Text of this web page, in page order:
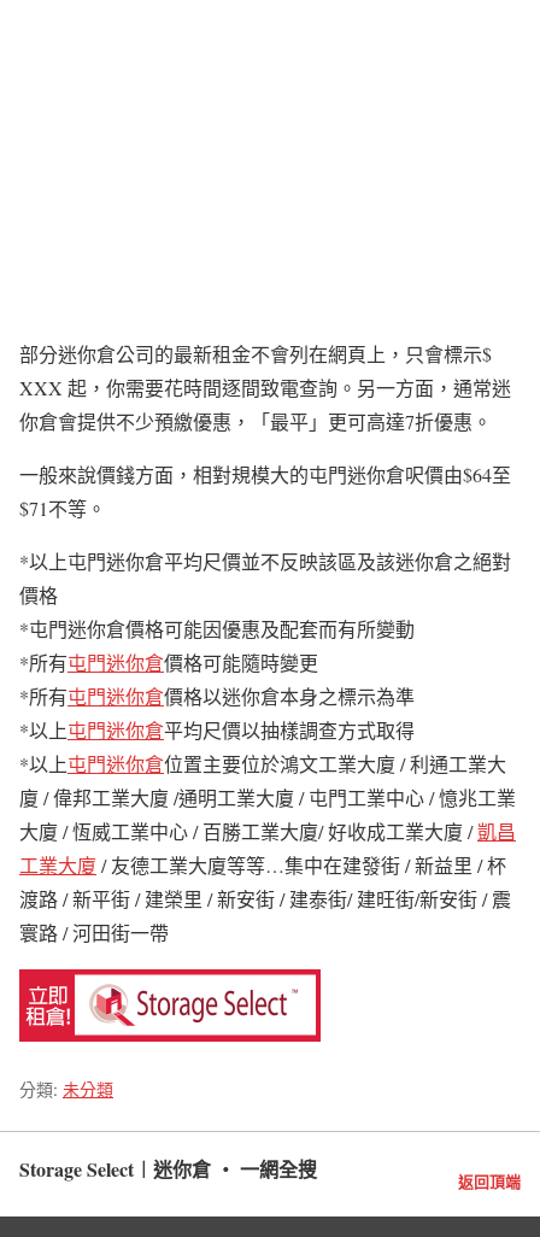
部分迷你倉公司的最新租金不會列在網頁上，只會標示$
XXX 起，你需要花時間逐間致電查詢。另一方面，通常迷
你倉會提供不少預繳優惠，「最平」更可高達7折優惠。
一般來說價錢方面，相對規模大的屯門迷你倉呎價由$64至
$71不等。
*以上屯門迷你倉平均尺價並不反映該區及該迷你倉之絕對
價格
*屯門迷你倉價格可能因優惠及配套而有所變動
*所有屯門迷你倉價格可能隨時變更
*所有屯門迷你倉價格以迷你倉本身之標示為準
*以上屯門迷你倉平均尺價以抽樣調查方式取得
*以上屯門迷你倉位置主要位於鴻文工業大廈 / 利通工業大
廈 / 偉邦工業大廈 /通明工業大廈 / 屯門工業中心 / 憶兆工業
大廈 / 恆威工業中心 / 百勝工業大廈/ 好收成工業大廈 /凱昌
工業大廈/ 友德工業大廈等等…集中在建發街 / 新益里 / 杯
渡路 / 新平街 / 建榮里 / 新安街 / 建泰街/ 建旺街/新安街 / 震
寰路 / 河田街一帶
分類: 未分類
Storage Select︱迷你倉 ‧ 一網全搜 返回頂端